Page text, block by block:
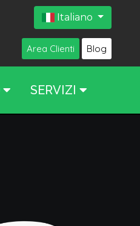
Italiano
Area Clienti Blog
SERVIZI